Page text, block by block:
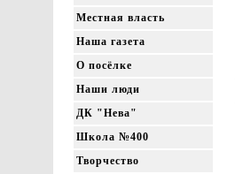
Местная власть
Наша газета
О посёлке
Наши люди
ДК "Нева"
Школа №400
Творчество